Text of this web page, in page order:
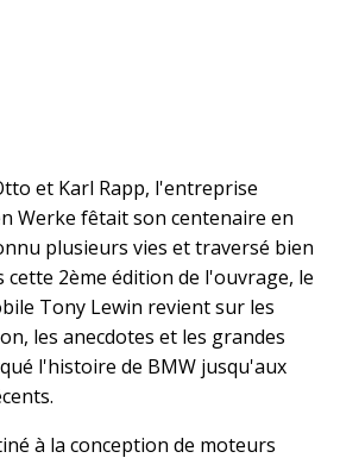
et Karl Rapp, l'entreprise
Werke fêtait son centenaire en
plusieurs vies et traversé bien
cette 2ème édition de l'ouvrage, le
Tony Lewin revient sur les
les anecdotes et les grandes
l'histoire de BMW jusqu'aux
à la conception de moteurs